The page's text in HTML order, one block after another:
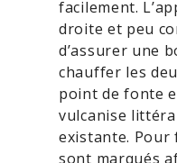
facilement.
droite et peu
d’assurer une
chauffer les
point de fonte
vulcanise
existante. Pour
sont marqués